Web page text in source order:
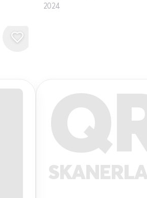
2024